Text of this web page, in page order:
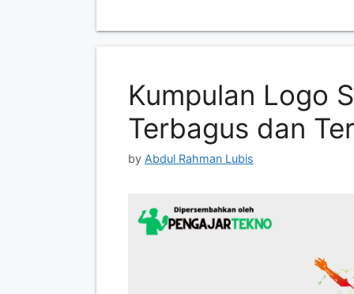
Kumpulan Logo
Terbagus dan
by Abdul Rahman Lubis